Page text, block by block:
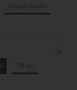
albastru deschis
7/8 ani